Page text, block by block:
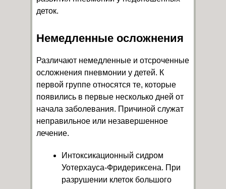
деток.
Немедленные осложнения
Различают немедленные и отсроченные
осложнения пневмонии у детей. К
первой группе относятся те, которые
появились в первые несколько дней от
начала заболевания. Причиной служат
неправильное или незавершенное
лечение.
Интоксикационный сидром
Уотерхауса-Фридериксена. При
разрушении клеток большого